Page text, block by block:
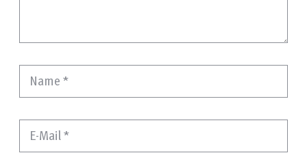
Name*
E-Mail*